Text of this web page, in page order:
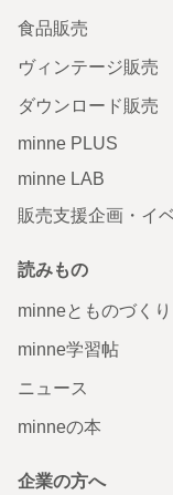
食品販売
ヴィンテージ販売
ダウンロード販売
minne PLUS
minne LAB
販売支援企画・イ
読みもの
minneとものづくり
minne学習帖
ニュース
minneの本
企業の方へ